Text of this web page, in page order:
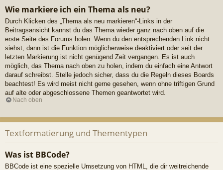
Wie markiere ich ein Thema als neu?
Durch Klicken des „Thema als neu markieren“-Links in der
Beitragsansicht kannst du das Thema wieder ganz nach oben auf die
erste Seite des Forums holen. Wenn du den entsprechenden Link nicht
siehst, dann ist die Funktion möglicherweise deaktiviert oder seit der
letzten Markierung ist nicht genügend Zeit vergangen. Es ist auch
möglich, das Thema nach oben zu holen, indem du einfach eine Antwort
darauf schreibst. Stelle jedoch sicher, dass du die Regeln dieses Boards
beachtest! Es wird meist nicht gerne gesehen, wenn ohne triftigen Grund
auf alte oder abgeschlossene Themen geantwortet wird.
Nach oben
Textformatierung und Thementypen
Was ist BBCode?
BBCode ist eine spezielle Umsetzung von HTML, die dir weitreichende